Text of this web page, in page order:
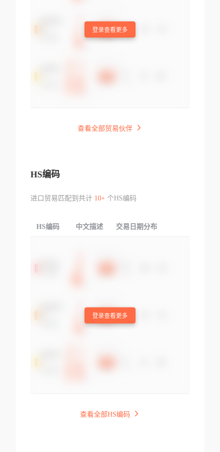
登录查看更多
查看全部贸易伙伴
HS编码
进口贸易匹配到共计 10+个HS编码
HS编码 中文描述 交易日期分布
登录查看更多
查看全部HS编码